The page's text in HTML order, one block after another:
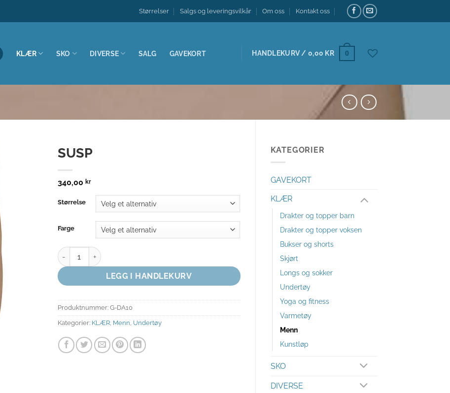
Størrelser Salgs og leveringsvilkår Om oss Kontakt oss
KLÆR SKO DIVERSE SALG GAVEKORT HANDLEKURV / 0,00 KR 0
KATEGORIER
GAVEKORT
KLÆR
Drakter og topper barn
Drakter og topper voksen
Bukser og shorts
Skjørt
Longs og sokker
Undertøy
Yoga og fitness
Varmetøy
Menn
Kunstløp
SKO
DIVERSE
SUSP
340,00 kr
Størrelse
Farge
SUSP antall
LEGG I HANDLEKURV
Produktnummer: G-DA10
Kategorier: KLÆR, Menn Undertøy